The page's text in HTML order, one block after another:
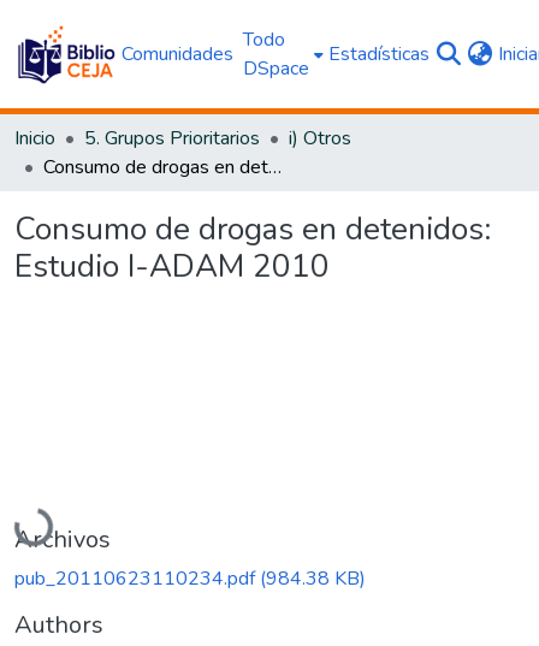
Comunidades
Todo
DSpace
Estadísticas
Inicio 5. Grupos Prioritarios
i) Otros
Consumo de drogas en detenidos: Estudio I-ADAM 2010
Consumo de drogas en detenidos:
Estudio I-ADAM 2010
Cargando...
Archivos
pub_20110623110234.pdf(984.38 KB)
Authors